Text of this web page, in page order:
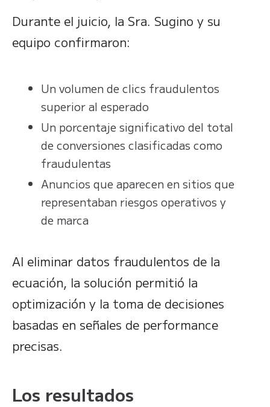
Durante el juicio, la Sra. Sugino y su
equipo confirmaron:
Un volumen de clics fraudulentos
superior al esperado
Un porcentaje significativo del total
de conversiones clasificadas como
fraudulentas
Anuncios que aparecen en sitios que
representaban riesgos operativos y
de marca
Al eliminar datos fraudulentos de la
ecuación, la solución permitió la
optimización y la toma de decisiones
basadas en señales de performance
precisas.
Los resultados